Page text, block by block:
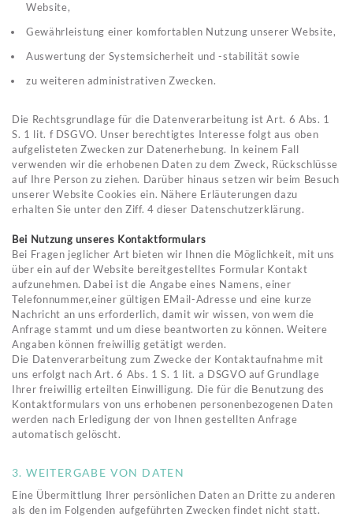
Website,
Gewährleistung einer komfortablen Nutzung unserer Website,
Auswertung der Systemsicherheit und -stabilität sowie
zu weiteren administrativen Zwecken.
Die Rechtsgrundlage für die Datenverarbeitung ist Art. 6 Abs. 1
S. 1 lit. f DSGVO. Unser berechtigtes Interesse folgt aus oben
aufgelisteten Zwecken zur Datenerhebung. In keinem Fall
verwenden wir die erhobenen Daten zu dem Zweck, Rückschlüsse
auf Ihre Person zu ziehen. Darüber hinaus setzen wir beim Besuch
unserer Website Cookies ein. Nähere Erläuterungen dazu
erhalten Sie unter den Ziff. 4 dieser Datenschutzerklärung.
Bei Nutzung unseres Kontaktformulars
Bei Fragen jeglicher Art bieten wir Ihnen die Möglichkeit, mit uns
über ein auf der Website bereitgestelltes Formular Kontakt
aufzunehmen. Dabei ist die Angabe eines Namens, einer
Telefonnummer,einer gültigen EMail-Adresse und eine kurze
Nachricht an uns erforderlich, damit wir wissen, von wem die
Anfrage stammt und um diese beantworten zu können. Weitere
Angaben können freiwillig getätigt werden.
Die Datenverarbeitung zum Zwecke der Kontaktaufnahme mit
uns erfolgt nach Art. 6 Abs. 1 S. 1 lit. a DSGVO auf Grundlage
Ihrer freiwillig erteilten Einwilligung. Die für die Benutzung des
Kontaktformulars von uns erhobenen personenbezogenen Daten
werden nach Erledigung der von Ihnen gestellten Anfrage
automatisch gelöscht.
3. WEITERGABE VON DATEN
Eine Übermittlung Ihrer persönlichen Daten an Dritte zu anderen
als den im Folgenden aufgeführten Zwecken findet nicht statt.